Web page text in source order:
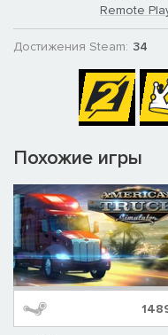
Remote
Достижения Steam: 34
Похожие игры